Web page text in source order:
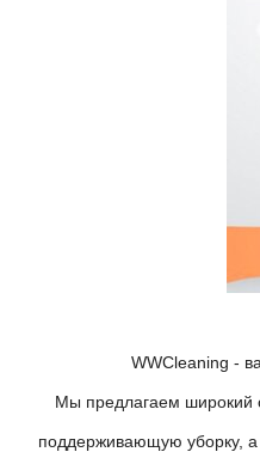
WWCleaning -
Мы предлагаем широкий
поддерживающую уборку, а